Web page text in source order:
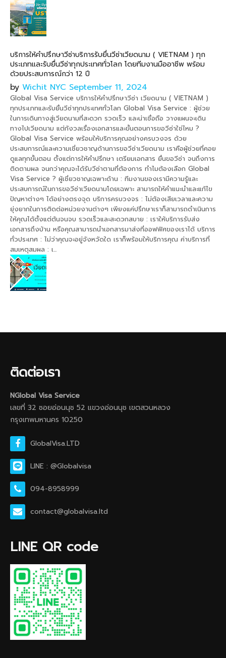
บริการให้คำปรึกษาวีซ่าบริการรับยื่นวีซ่าเวียดนาม ( VIETNAM ) ทุก
ประเภทและรับยื่นวีซ่าทุกประเทศทั่วโลก โดยทีมงานมืออาชีพ พร้อม
ด้วยประสบการณ์กว่า 12 ปี
by Wichit NYC September 11, 2024
Global Visa Service บริการให้คำปรึกษาวีซ่า เวียดนาม ( VIETNAM )
ทุกประเภทและรับยื่นวีซ่าทุกประเทศทั่วโลก Global Visa Service : ผู้ช่วย
ในการเดินทางสู่เวียดนามที่สะดวก รวดเร็ว และน่าเชื่อถือ วางแผนจะเดิน
ทางไปเวียดนาม แต่กังวลเรื่องเอกสารและขั้นตอนการขอวีซ่าใช่ไหม ?
Global Visa Service พร้อมให้บริการคุณอย่างครบวงจร ด้วย
ประสบการณ์และความเชี่ยวชาญด้านการขอวีซ่าเวียดนาม เราคือผู้ช่วยที่คอย
ดูแลทุกขั้นตอน ตั้งแต่การให้คำปรึกษา เตรียมเอกสาร ยื่นขอวีซ่า จนถึงการ
ติดตามผล จนกว่าคุณจะได้รับวีซ่าตามที่ต้องการ ทำไมต้องเลือก Global
Visa Service ? ผู้เชี่ยวชาญเฉพาะด้าน : ทีมงานของเรามีความรู้และ
ประสบการณ์ในการขอวีซ่าเวียดนามโดยเฉพาะ สามารถให้คำแนะนำและแก้ไข
ปัญหาต่างๆ ได้อย่างตรงจุด บริการครบวงจร : ไม่ต้องเสียเวลาและความ
ยุ่งยากในการติดต่อหน่วยงานต่างๆ เพียงแค่ปรึกษาเราก็สามารถดำเนินการ
ให้คุณได้ตั้งแต่ต้นจนจบ รวดเร็วและสะดวกสบาย : เราให้บริการรับส่ง
เอกสารถึงบ้าน หรือคุณสามารถนำเอกสารมาส่งที่ออฟฟิศของเราได้ บริการ
ทั่วประเทศ : ไม่ว่าคุณจะอยู่จังหวัดใด เราก็พร้อมให้บริการคุณ ค่าบริการที่
สมเหตุสมผล : เ...
ติดต่อเรา
NGlobal Visa Service
เลขที่ 32 ซอยอ่อนนุช 52 แขวงอ่อนนุช เขตสวนหลวง
กรุงเทพมหานคร 10250
GlobalVisa.LTD
LINE : @Globalvisa
094-8958999
contact@globalvisa.ltd
LINE QR code